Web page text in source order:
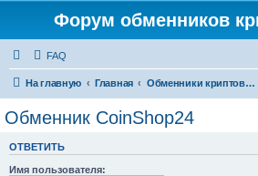
Форум обменников
FAQ
На главную Главная Обменники криптовалют
Обменник CoinShop24
ОТВЕТИТЬ
Имя пользователя: